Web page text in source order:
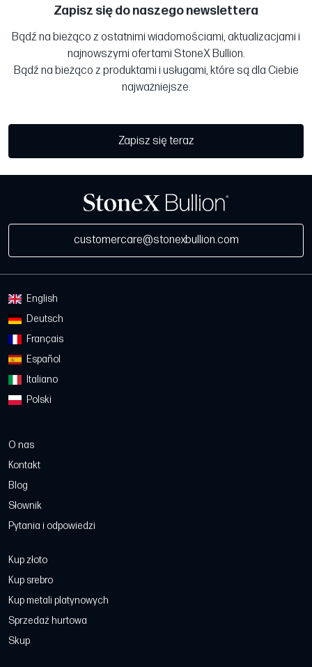
Zapisz się do naszego newslettera
Bądź na bieżąco z ostatnimi wiadomościami, aktualizacjami i
najnowszymi ofertami StoneX Bullion.
Bądź na bieżąco z produktami i usługami, które są dla Ciebie
najważniejsze.
Zapisz się teraz
customercare@stonexbullion.com
English
Deutsch
Français
Español
Italiano
Polski
O nas
Kontakt
Blog
Słownik
Pytania i odpowiedzi
Kup złoto
Kup srebro
Kup metali platynowych
Sprzedaż hurtowa
Skup